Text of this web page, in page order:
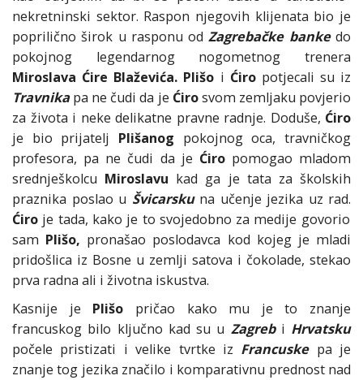
nekretninski sektor. Raspon njegovih klijenata bio je
poprilično širok u rasponu odZagrebačke bankedo
pokojnog legendarnog nogometnog trenera
Miroslava Ćire Blaževića. Plišo i Ćiro potjecali su iz
Travnikapa ne čudi da je Ćirosvom zemljaku povjerio
za života i neke delikatne pravne radnje. Doduše, Ćiro
je bio prijatelj Plišanog pokojnog oca, travničkog
profesora, pa ne čudi da je Ćiro pomogao mladom
srednješkolcu Miroslavu kad ga je tata za školskih
praznika poslao u Švicarsku na učenje jezika uz rad.
Ćiro je tada, kako je to svojedobno za medije govorio
sam Plišo, pronašao poslodavca kod kojeg je mladi
pridošlica iz Bosne u zemlji satova i čokolade, stekao
prva radna ali i životna iskustva.
Kasnije je Plišo pričao kako mu je to znanje
francuskog bilo ključno kad su u Zagreb i Hrvatsku
počele pristizati i velike tvrtke iz Francuskepa je
znanje tog jezika značilo i komparativnu prednost nad